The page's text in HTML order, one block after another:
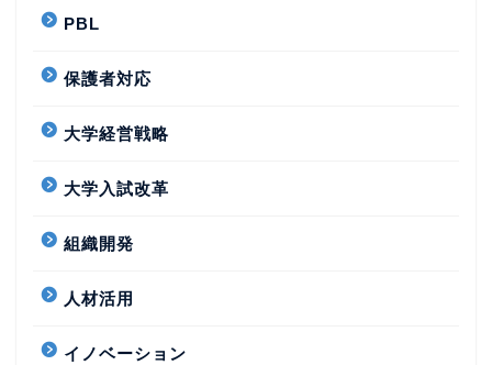
PBL
保護者対応
大学経営戦略
大学入試改革
組織開発
人材活用
イノベーション